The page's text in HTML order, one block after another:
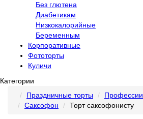
Без глютена
Диабетикам
Низкокалорийные
Беременным
Корпоративные
Фототорты
Куличи
Категории
Праздничные торты
Профессии
Саксофон
Торт саксофонисту